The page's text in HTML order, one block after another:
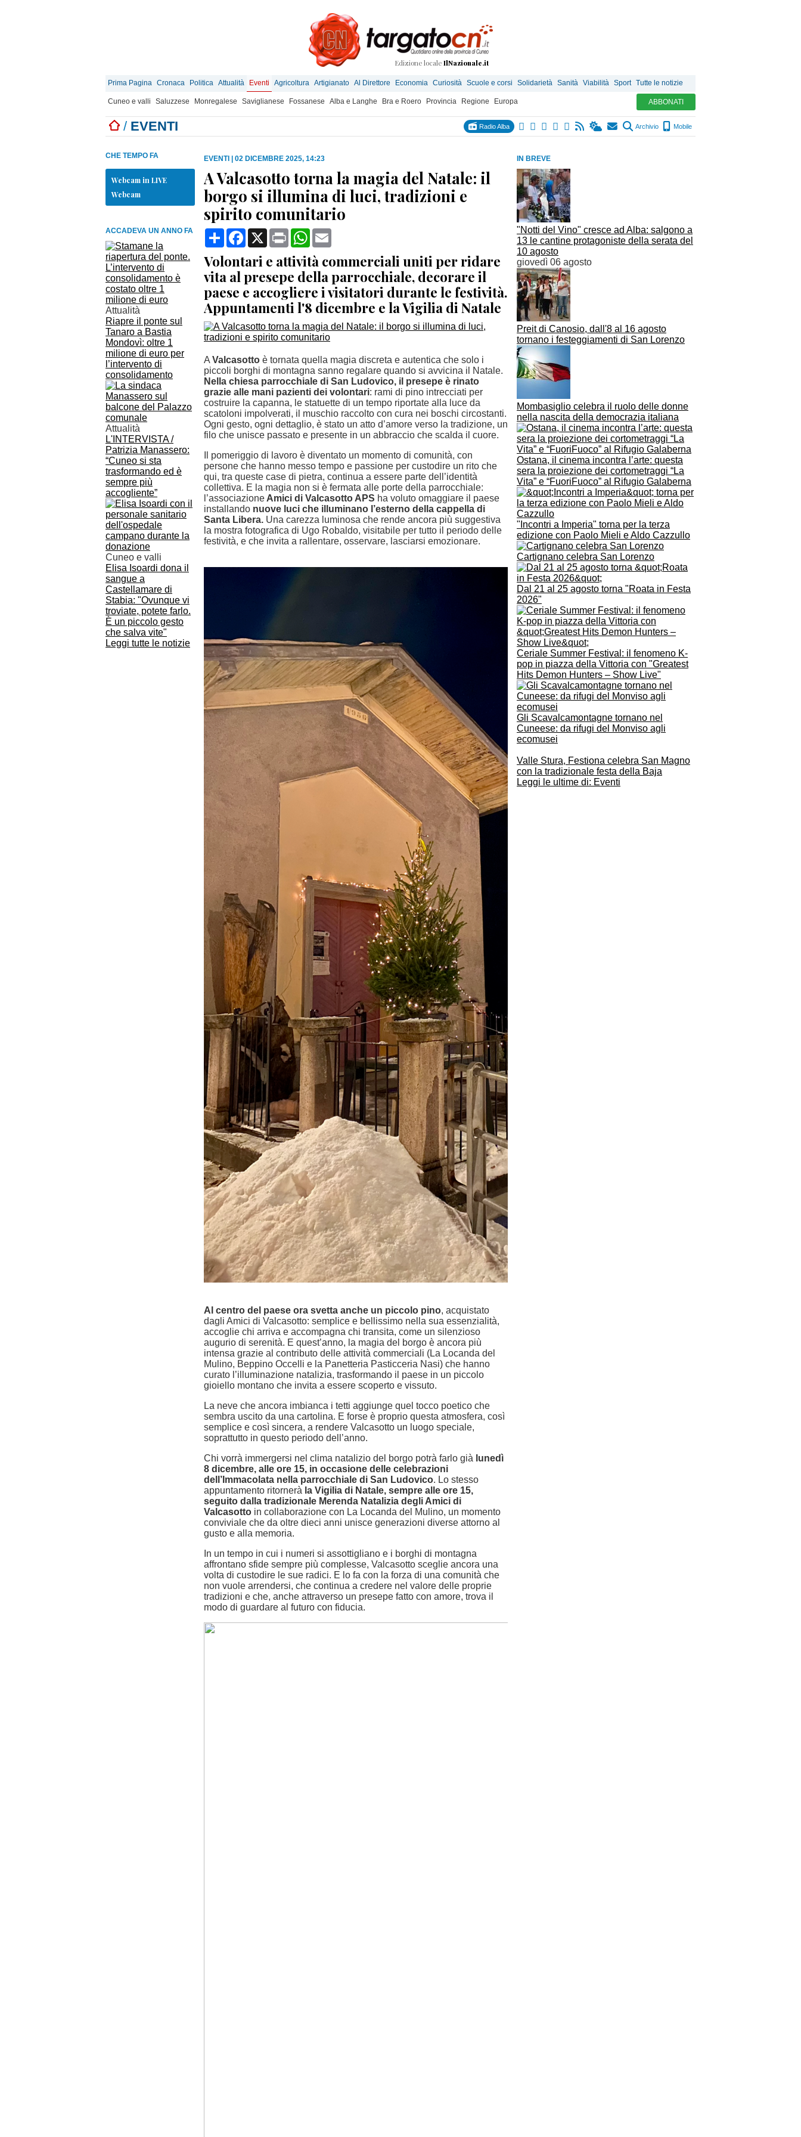
Edizione locale IlNazionale.it
Prima Pagina Cronaca Politica Attualità Eventi Agricoltura Artigianato Al Direttore Economia Curiosità Scuole e corsi Solidarietà Sanità Viabilità Sport Tutte le notizie
Cuneo e valli Saluzzese Monregalese Saviglianese Fossanese Alba e Langhe Bra e Roero Provincia Regione Europa ABBONATI
/ EVENTI Radio Alba Archivio Mobile
IN BREVE
"Notti del Vino" cresce ad Alba: salgono a
13 le cantine protagoniste della serata del
10 agosto
giovedì 06 agosto
Preit di Canosio, dall'8 al 16 agosto
tornano i festeggiamenti di San Lorenzo
Mombasiglio celebra il ruolo delle donne
nella nascita della democrazia italiana
Ostana, il cinema incontra l’arte: questa
sera la proiezione dei cortometraggi “La
Vita” e “FuoriFuoco” al Rifugio Galaberna
"Incontri a Imperia" torna per la terza
edizione con Paolo Mieli e Aldo Cazzullo
Cartignano celebra San Lorenzo
Dal 21 al 25 agosto torna "Roata in Festa
2026"
Ceriale Summer Festival: il fenomeno K-
pop in piazza della Vittoria con "Greatest
Hits Demon Hunters – Show Live"
Gli Scavalcamontagne tornano nel
Cuneese: da rifugi del Monviso agli
ecomusei
Valle Stura, Festiona celebra San Magno
con la tradizionale festa della Baja
Leggi le ultime di: Eventi
CHE TEMPO FA
Webcam in LIVE
Webcam
ACCADEVA UN ANNO FA
Attualità
Riapre il ponte sul
Tanaro a Bastia
Mondovì: oltre 1
milione di euro per
l’intervento di
consolidamento
Attualità
L'INTERVISTA /
Patrizia Manassero:
“Cuneo si sta
trasformando ed è
sempre più
accogliente”
Cuneo e valli
Elisa Isoardi dona il
sangue a
Castellamare di
Stabia: "Ovunque vi
troviate, potete farlo.
È un piccolo gesto
che salva vite"
Leggi tutte le notizie
EVENTI 02 DICEMBRE 2025, 14:23
A Valcasotto torna la magia del Natale: il
borgo si illumina di luci, tradizioni e
spirito comunitario
CondividiFacebook
X Print WhatsApp
Volontari e attività commerciali uniti per ridare
vita al presepe della parrocchiale, decorare il
paese e accogliere i visitatori durante le festività.
Appuntamenti l'8 dicembre e la Vigilia di Natale
A Valcasotto è tornata quella magia discreta e autentica che solo i
piccoli borghi di montagna sanno regalare quando si avvicina il Natale.
Nella chiesa parrocchiale di San Ludovico, il presepe è rinato
grazie alle mani pazienti dei volontari: rami di pino intrecciati per
costruire la capanna, le statuette di un tempo riportate alla luce da
scatoloni impolverati, il muschio raccolto con cura nei boschi circostanti.
Ogni gesto, ogni dettaglio, è stato un atto d’amore verso la tradizione, un
filo che unisce passato e presente in un abbraccio che scalda il cuore.
Il pomeriggio di lavoro è diventato un momento di comunità, con
persone che hanno messo tempo e passione per custodire un rito che
qui, tra queste case di pietra, continua a essere parte dell’identità
collettiva. E la magia non si è fermata alle porte della parrocchiale:
l’associazione Amici di Valcasotto APS ha voluto omaggiare il paese
installando nuove luci che illuminano l’esterno della cappella di
Santa Libera. Una carezza luminosa che rende ancora più suggestiva
la mostra fotografica di Ugo Robaldo, visitabile per tutto il periodo delle
festività, e che invita a rallentare, osservare, lasciarsi emozionare.
Al centro del paese ora svetta anche un piccolo pino, acquistato
dagli Amici di Valcasotto: semplice e bellissimo nella sua essenzialità,
accoglie chi arriva e accompagna chi transita, come un silenzioso
augurio di serenità. E quest’anno, la magia del borgo è ancora più
intensa grazie al contributo delle attività commerciali (La Locanda del
Mulino, Beppino Occelli e la Panetteria Pasticceria Nasi) che hanno
curato l’illuminazione natalizia, trasformando il paese in un piccolo
gioiello montano che invita a essere scoperto e vissuto.
La neve che ancora imbianca i tetti aggiunge quel tocco poetico che
sembra uscito da una cartolina. E forse è proprio questa atmosfera, così
semplice e così sincera, a rendere Valcasotto un luogo speciale,
soprattutto in questo periodo dell’anno.
Chi vorrà immergersi nel clima natalizio del borgo potrà farlo già lunedì
8 dicembre, alle ore 15, in occasione delle celebrazioni
dell’Immacolata nella parrocchiale di San Ludovico. Lo stesso
appuntamento ritornerà la Vigilia di Natale, sempre alle ore 15,
seguito dalla tradizionale Merenda Natalizia degli Amici di
Valcasotto in collaborazione con La Locanda del Mulino, un momento
conviviale che da oltre dieci anni unisce generazioni diverse attorno al
gusto e alla memoria.
In un tempo in cui i numeri si assottigliano e i borghi di montagna
affrontano sfide sempre più complesse, Valcasotto sceglie ancora una
volta di custodire le sue radici. E lo fa con la forza di una comunità che
non vuole arrendersi, che continua a credere nel valore delle proprie
tradizioni e che, anche attraverso un presepe fatto con amore, trova il
modo di guardare al futuro con fiducia.